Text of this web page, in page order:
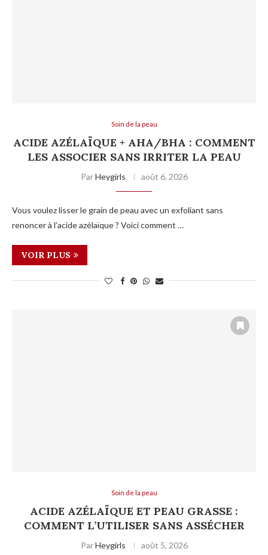
Soin de la peau
ACIDE AZÉLAÏQUE + AHA/BHA : COMMENT
LES ASSOCIER SANS IRRITER LA PEAU
ParHeygirls août 6, 2026
Vous voulez lisser le grain de peau avec un exfoliant sans
renoncer à l’acide azélaïque ? Voici comment …
VOIR PLUS
Soin de la peau
ACIDE AZÉLAÏQUE ET PEAU GRASSE :
COMMENT L’UTILISER SANS ASSÉCHER
ParHeygirls août 5, 2026